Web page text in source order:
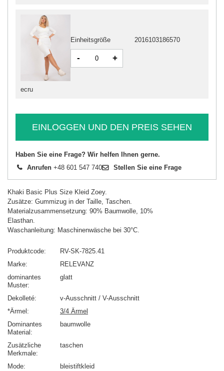
ecru
Einheitsgröße 2016103186570
- +
EINLOGGEN UND DEN PREIS SEHEN
Haben Sie eine Frage? Wir helfen Ihnen gerne.
Anrufen +48 601 547 740 Stellen Sie eine Frage
Khaki Basic Plus Size Kleid Zoey.
Zusätze: Gummizug in der Taille, Taschen.
Materialzusammensetzung: 90% Baumwolle, 10%
Elasthan.
Waschanleitung: Maschinenwäsche bei 30°C.
Produktcode
RV-SK-7825.41
Marke
RELEVANZ
dominantes
Muster
glatt
Dekolleté
v-Ausschnitt / V-Ausschnitt
*Ärmel
3/4 Ärmel
Dominantes
Material
baumwolle
Zusätzliche
Merkmale
taschen
Mode
bleistiftkleid